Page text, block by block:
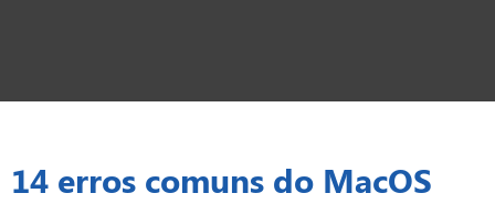
14 erros comuns do MacOS